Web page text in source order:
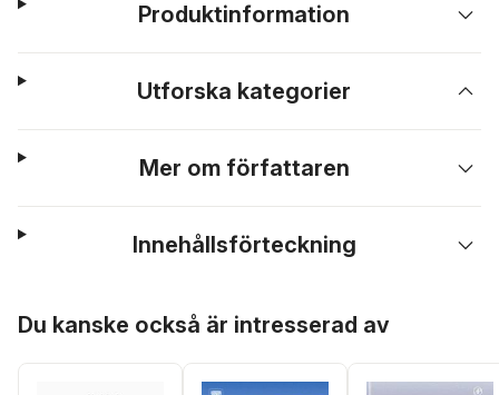
Produktinformation
Utforska kategorier
Mer om författaren
Innehållsförteckning
Du kanske också är intresserad av